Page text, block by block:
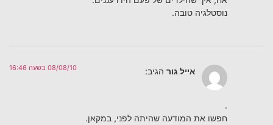
נוסטלגיה טובה.
אייל גור הגיב: 08/08/10 בשעה 16:46
.
חפשו את המודעה שהיתה לפני, במקאן.